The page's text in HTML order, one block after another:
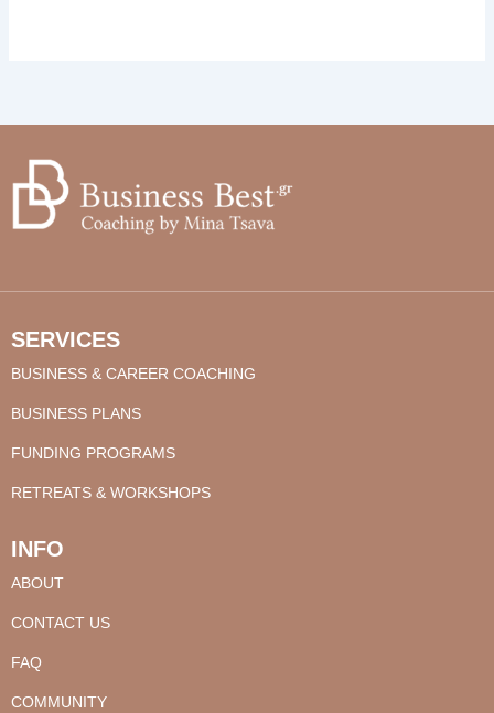
SERVICES
BUSINESS & CAREER COACHING
BUSINESS PLANS
FUNDING PROGRAMS
RETREATS & WORKSHOPS
INFO
ABOUT
CONTACT US
FAQ
COMMUNITY